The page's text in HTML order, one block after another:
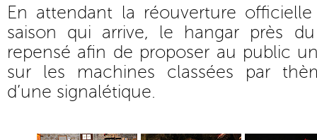
En attendant la réouverture
saison qui arrive, le hangar près
repensé afin de proposer au public
sur les machines classées par
d’une signalétique.